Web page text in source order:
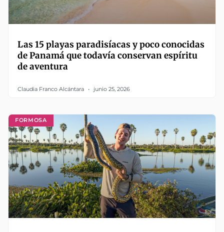
Las 15 playas paradisíacas y poco conocidas
de Panamá que todavía conservan espíritu
de aventura
Claudia Franco Alcántara junio 25, 2026
FORMOSA